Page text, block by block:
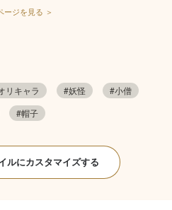
ージを見る ＞
リキャラ #妖怪
#小僧
#帽子
ルにカスタマイズする